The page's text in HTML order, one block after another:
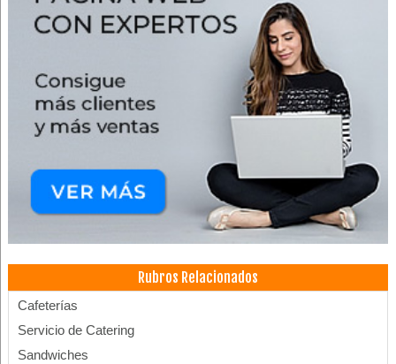
Rubros Relacionados
Cafeterías
Servicio de Catering
Sandwiches